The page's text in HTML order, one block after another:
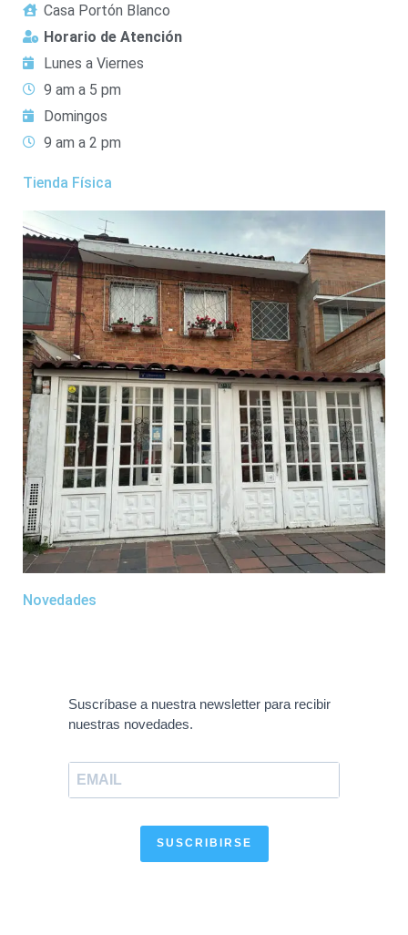
Casa Portón Blanco
Horario de Atención
Lunes a Viernes
9 am a 5 pm
Domingos
9 am a 2 pm
Tienda Física
Novedades
Suscríbase a nuestra newsletter para recibir
nuestras novedades.
SUSCRIBIRSE